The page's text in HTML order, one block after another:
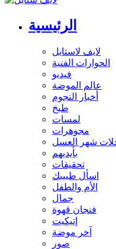
الرئيسية
لايف لاستايل
الحوارات الفنية
فيديو
عالم الموضة
أخبار النجوم
طبخ
لمسات
مجوهرات
شهر العسل
بأيديهم
تحقيقات
اسأل طبيبك
الأم والطفل
جمال
فنجان قهوة
إتيكيت
آخر موضة
صور